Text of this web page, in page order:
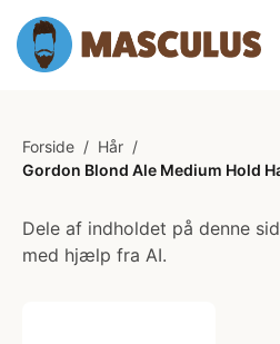
Forside / Hår /
Gordon Blond Ale Medium Hold
Dele af indholdet på denne
med hjælp fra AI.